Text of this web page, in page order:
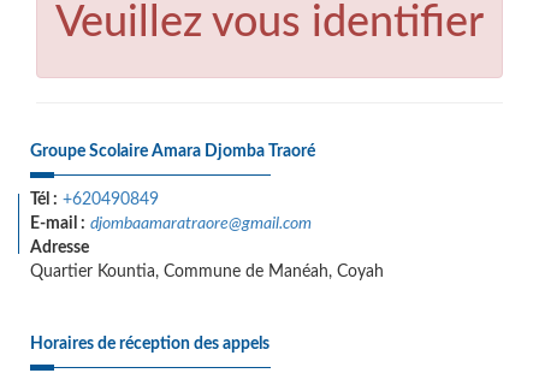
Veuillez vous identifier
Groupe Scolaire Amara Djomba Traoré
Tél : +620490849
E-mail : djombaamaratraore@gmail.com
Adresse
Quartier Kountia, Commune de Manéah, Coyah
Horaires de réception des appels